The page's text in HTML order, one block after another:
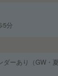
5分
ーあり（GW・